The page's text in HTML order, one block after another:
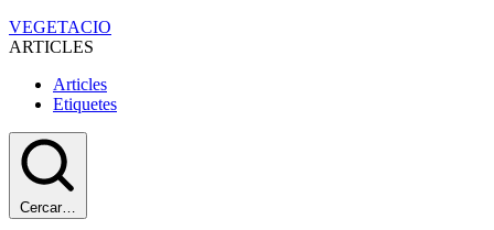
VEGETACIO
ARTICLES
Articles
Etiquetes
Cercar…